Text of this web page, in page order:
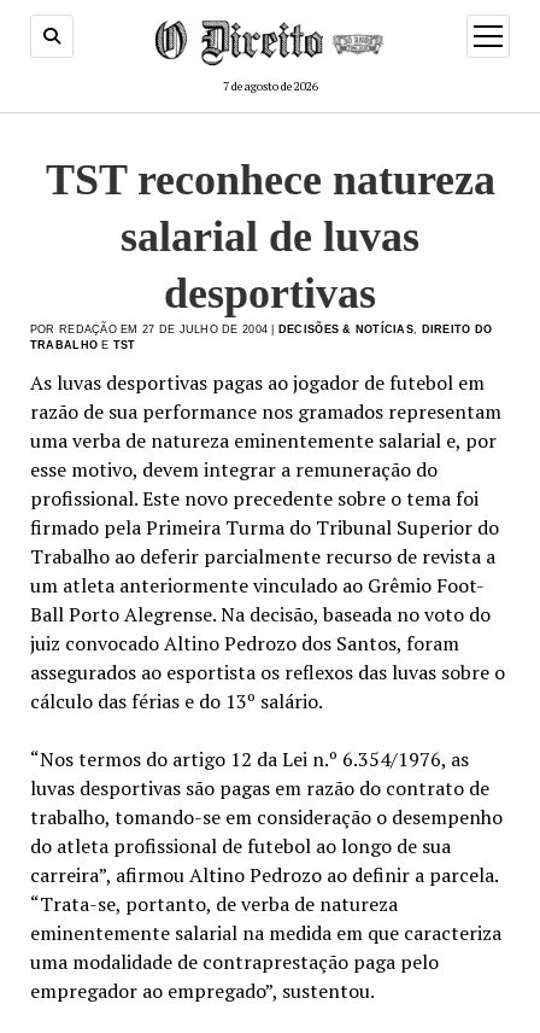
7 de agosto de 2026
menu
de
TST reconhece natureza
salarial de luvas
desportivas
POR REDAÇÃO EM 27 DE JULHO DE 2004 | DECISÕES & NOTÍCIAS
DIREITO DO
TRABALHO E TST
As luvas desportivas pagas ao jogador de futebol em
razão de sua performance nos gramados representam
uma verba de natureza eminentemente salarial e, por
esse motivo, devem integrar a remuneração do
profissional. Este novo precedente sobre o tema foi
firmado pela Primeira Turma do Tribunal Superior do
Trabalho ao deferir parcialmente recurso de revista a
um atleta anteriormente vinculado ao Grêmio Foot-
Ball Porto Alegrense. Na decisão, baseada no voto do
juiz convocado Altino Pedrozo dos Santos, foram
assegurados ao esportista os reflexos das luvas sobre o
cálculo das férias e do 13º salário.
“Nos termos do artigo 12 da Lei n.º 6.354/1976, as
luvas desportivas são pagas em razão do contrato de
trabalho, tomando-se em consideração o desempenho
do atleta profissional de futebol ao longo de sua
carreira”, afirmou Altino Pedrozo ao definir a parcela.
“Trata-se, portanto, de verba de natureza
eminentemente salarial na medida em que caracteriza
uma modalidade de contraprestação paga pelo
empregador ao empregado”, sustentou.